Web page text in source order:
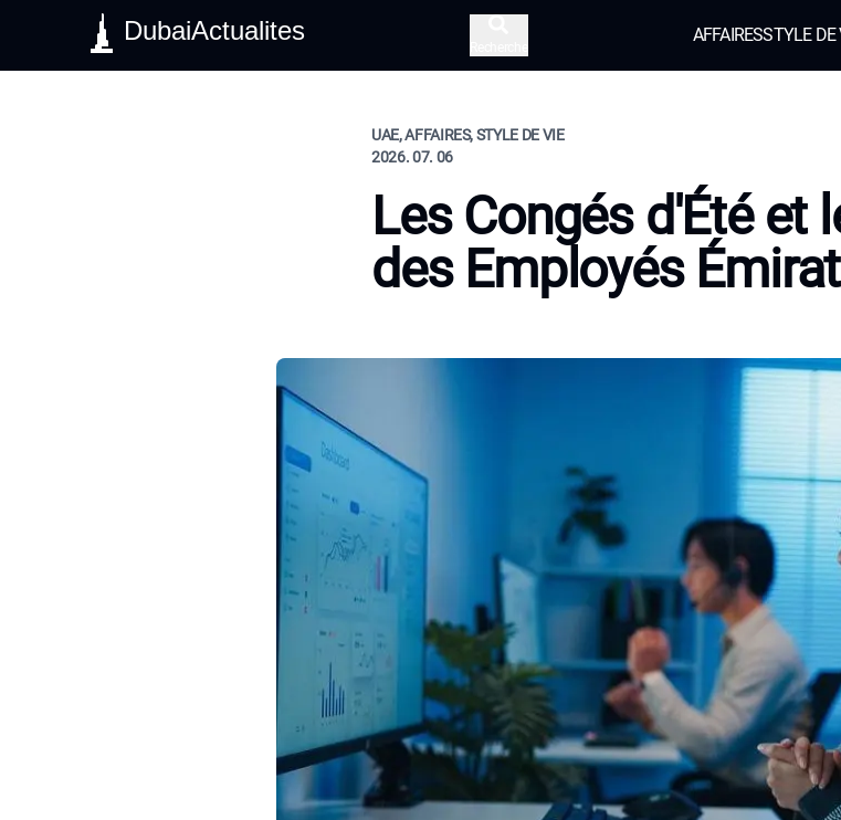
DubaiActualites AFFAIRESSTYLE DE
UAE, AFFAIRES, STYLE DE VIE
2026. 07. 06
Les Congés d'Été et
des Employés